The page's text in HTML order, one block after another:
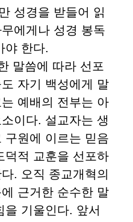
성경을 받들어 읽
에게나 성경 봉독
야 한다.
말씀에 따라 선포
자기 백성에게 말
예배의 전부는 아
이다. 설교자는 생
구원에 이르는 믿음
덕적 교훈을 선포하
. 오직 종교개혁의
근거한 순수한 말
기울인다. 앞서